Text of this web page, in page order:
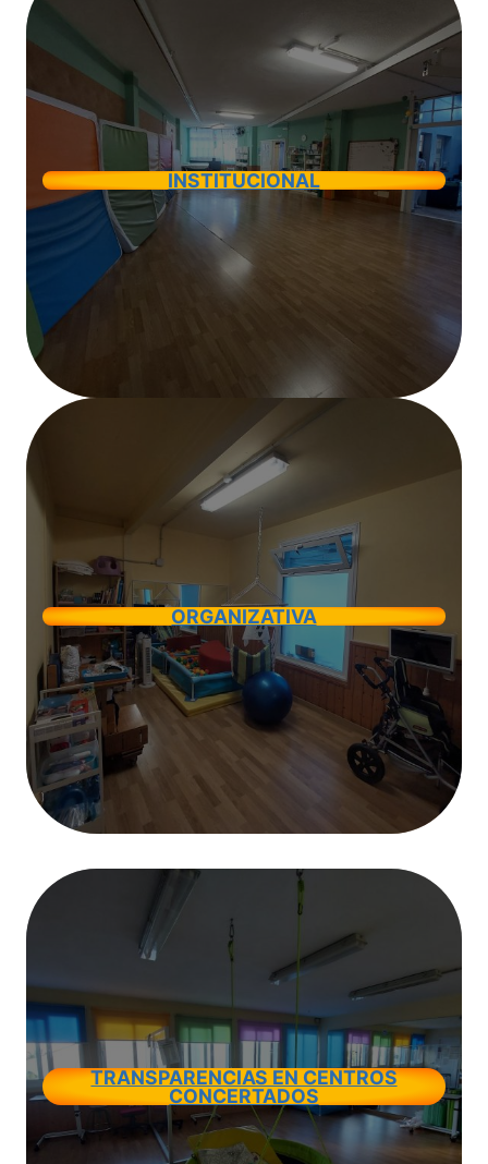
INSTITUCIONAL
ORGANIZATIVA
TRANSPARENCIAS EN CENTROS
CONCERTADOS